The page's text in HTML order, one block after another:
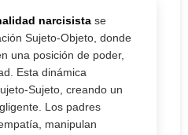
narcisista se
Sujeto-Objeto, donde
una posición de poder,
Esta dinámica
Sujeto, creando un
Los padres
manipulan